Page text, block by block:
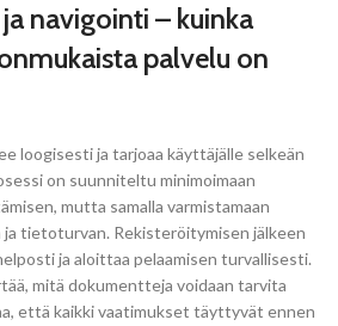
navigointi – kuinka
palvelu on
loogisesti ja tarjoaa käyttäjälle selkeän
on suunniteltu minimoimaan
mutta samalla varmistamaan
tietoturvan. Rekisteröitymisen jälkeen
ja aloittaa pelaamisen turvallisesti.
mitä dokumentteja voidaan tarvita
että kaikki vaatimukset täyttyvät ennen